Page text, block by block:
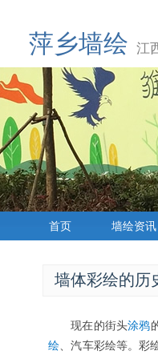
萍乡墙绘 江
首页 墙绘资讯
墙体彩绘的历
现在的街头涂鸦
绘、汽车彩绘等。彩